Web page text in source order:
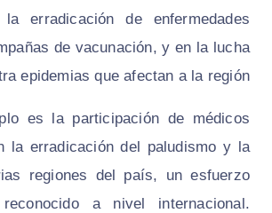
erradicación de enfermedades
de vacunación, y en la lucha
epidemias que afectan a la región.
es la participación de médicos
la erradicación del paludismo y la
regiones del país, un esfuerzo
a nivel internacional.